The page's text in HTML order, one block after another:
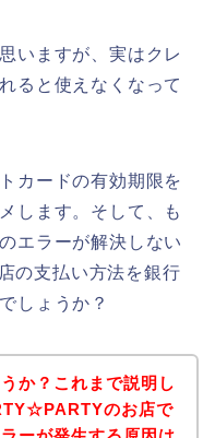
いますが、実はクレ
ると使えなくなって
カードの有効期限を
します。そして、も
エラーが解決しない
の支払い方法を銀行
しょうか？
か？これまで説明し
のお店で